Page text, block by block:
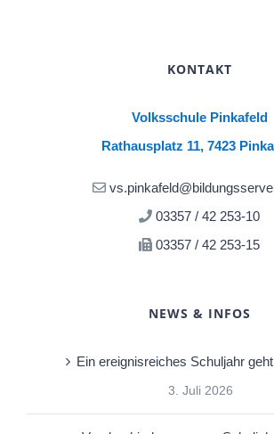
KONTAKT
Volksschule Pinkafeld
Rathausplatz 11, 7423
03357 / 42 253-10
03357 / 42 253-15
NEWS & INFOS
Ein ereignisreiches Schuljahr
3. Juli 2026